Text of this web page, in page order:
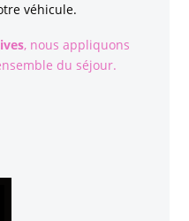
véhicule.
, nous appliquons
du séjour.